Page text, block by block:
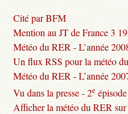
Cité par BFM
Mention au JT de France 3
Météo du RER - L’année
Un flux RSS pour la météo
Météo du RER - L’année
Vu dans la presse - 2e
Afficher la météo du RER sur